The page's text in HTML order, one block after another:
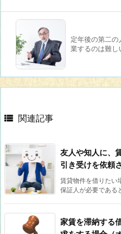
定年後の第二
業するのは難し
 関連記事
友人や知人に、
引き受けを依頼
賃貸物件を借りたい
保証人が必要である
家賃を滞納する